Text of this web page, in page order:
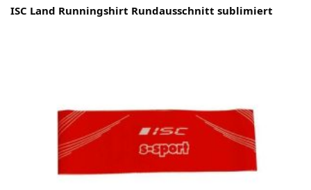
ISC Land Runningshirt Rundausschnitt sublimiert